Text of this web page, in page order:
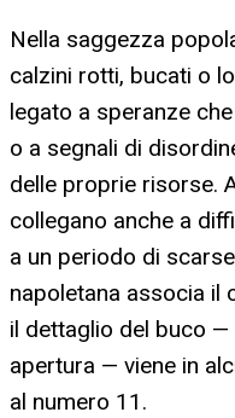
Nella saggezza
calzini rotti, bucati o
legato a speranze
o a segnali di
delle proprie risorse.
collegano anche a
a un periodo di
napoletana associa il
il dettaglio del buco
apertura — viene in
al numero 11.